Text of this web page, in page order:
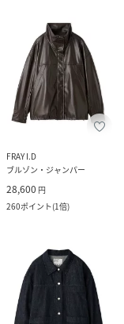
FRAY I.D
ブルゾン・ジャンパー
28,600 円
260ポイント(1倍)